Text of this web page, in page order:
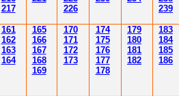
217
226
239
161
162
163
164
165
166
167
168
169
170
171
172
173
174
175
176
177
178
179
180
181
182
183
184
185
186